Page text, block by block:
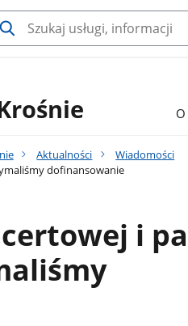
Aktualności
Wiadomości
dofinansowanie
i